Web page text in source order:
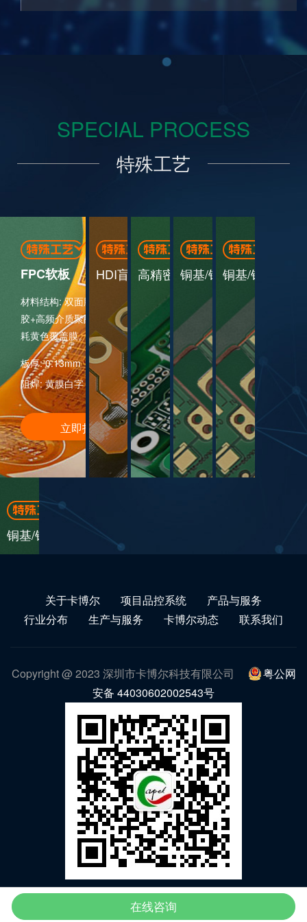
SPECIAL PROCESS
特殊工艺
FPC软板
材料结构: 双面胶+低损耗黄色覆盖膜+（线路铜+
胶+高频介质聚酰亚胺基材+胶+线路铜）+低损
耗黄色覆盖膜。
板厚: 0.13mm
补强: 无补强
制作工艺: 沉金工艺
阻焊: 黄膜白字
铜厚: 0.5oz 线宽线距: ≥4mil
立即打样
HDI盲埋孔高精密阻抗板铜基/铝基板铜基/铝基板
铜基/铝基板
关于卡博尔 项目品控系统
产品与服务
行业分布
生产与服务 卡博尔动态 联系我们
Copyright @ 2023 深圳市卡博尔科技有限公司
粤公网
安备 44030602002543号
微信公众号
在线咨询